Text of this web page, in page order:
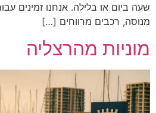
שעה ביום או בלילה. אנחנו זמינים
מנוסה, רכבים מרווחים […]
מוניות מהרצליה